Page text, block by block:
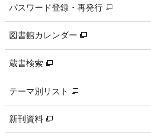
パスワード登録・再発行
図書館カレンダー
蔵書検索
テーマ別リスト
新刊資料